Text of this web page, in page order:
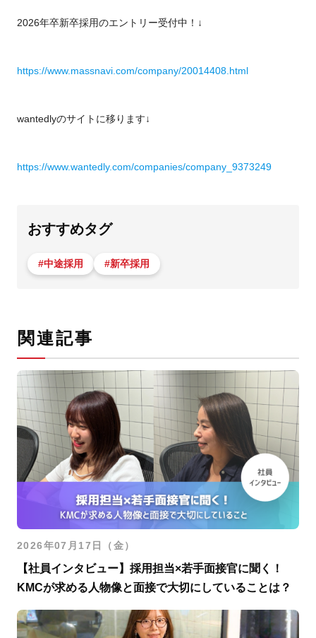
2026年卒新卒採用のエントリー受付中！↓
https://www.massnavi.com/company/20014408.html
wantedlyのサイトに移ります↓
https://www.wantedly.com/companies/company_9373249
おすすめタグ
#中途採用 #新卒採用
関連記事
2026年07月17日（金）
【社員インタビュー】採用担当×若手面接官に聞く！
KMCが求める人物像と面接で大切にしていることは？